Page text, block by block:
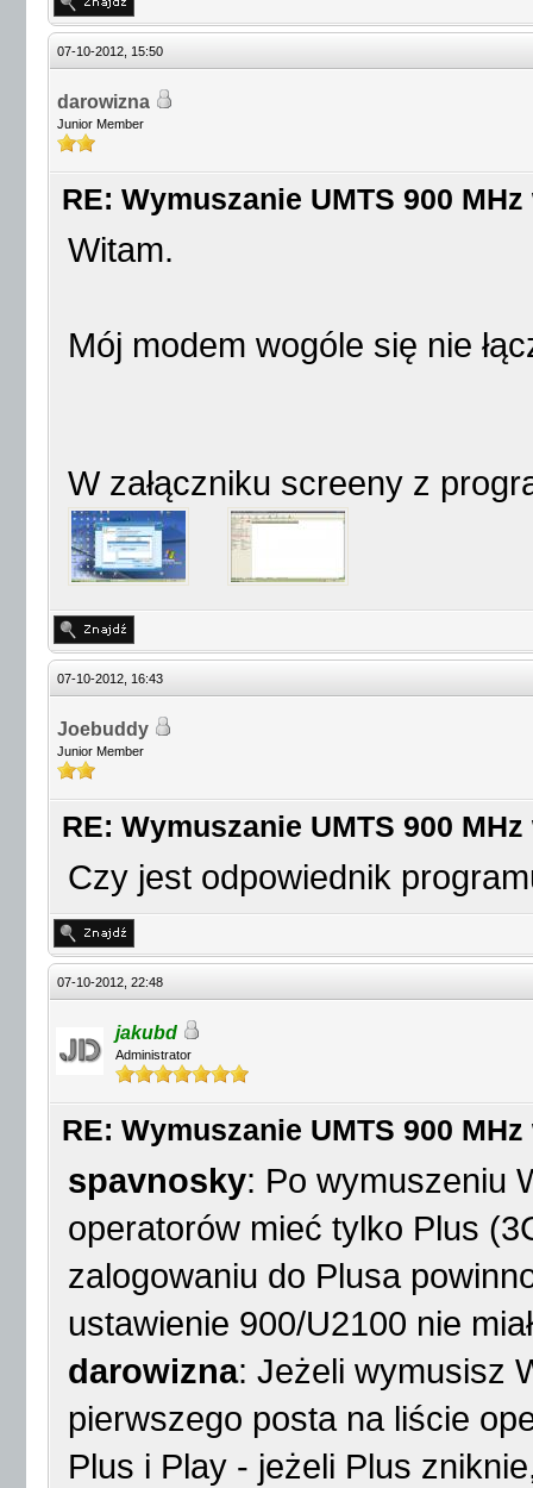
07-10-2012, 15:50
darowizna
Junior Member
RE: Wymuszanie UMTS 900
Witam.
Mój modem wogóle się nie
W załączniku screeny z
07-10-2012, 16:43
Joebuddy
Junior Member
RE: Wymuszanie UMTS 900
Czy jest odpowiednik
07-10-2012, 22:48
jakubd
Administrator
RE: Wymuszanie UMTS 900
spavnosky: Po wymuszeniu
operatorów mieć tylko Plus
zalogowaniu do Plusa
ustawienie 900/U2100 nie
darowizna: Jeżeli wymusisz
pierwszego posta na liście
Plus i Play - jeżeli Plus